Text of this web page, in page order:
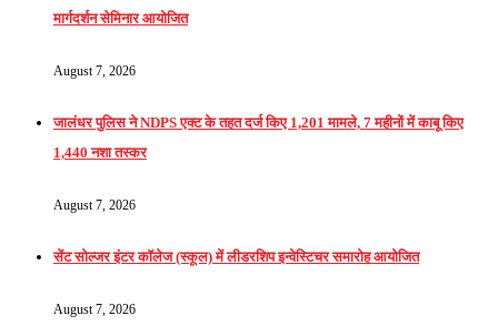
मार्गदर्शन सेमिनार आयोजित
August 7, 2026
जालंधर पुलिस ने NDPS एक्ट के तहत दर्ज किए 1,201 मामले, 7 महीनों में काबू किए
1,440 नशा तस्कर
August 7, 2026
सेंट सोल्जर इंटर कॉलेज (स्कूल) में लीडरशिप इन्वेस्टिचर समारोह आयोजित
August 7, 2026